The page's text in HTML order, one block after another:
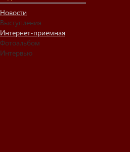
Новости
Выступления
Интернет-приёмная
Фотоальбом
Интервью